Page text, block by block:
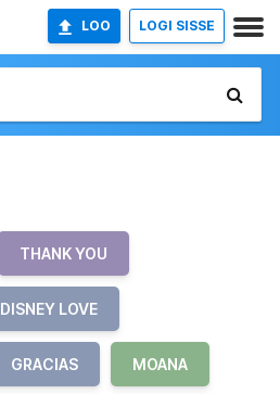
LOO LOGI SISSE
THANK YOU
DISNEY LOVE
GRACIAS MOANA